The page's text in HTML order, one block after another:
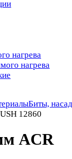
нагрева
нагрева
Биты,
12860
ACR